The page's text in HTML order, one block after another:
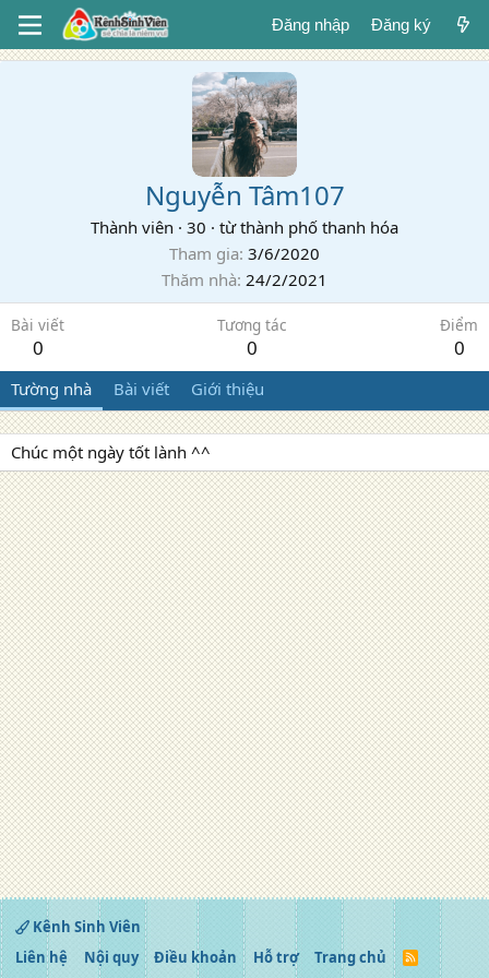
Đăng nhập Đăng ký
Nguyễn Tâm107
Thành viên · 30 · từthành phố thanh hóa
Tham gia 3/6/2020
Thăm nhà 24/2/2021
Bài viết
0
Tương tác
0
Điểm
0
Tường nhà Bài viết Giới thiệu
Chúc một ngày tốt lành ^^
Kênh Sinh Viên
Liên hệ
Nội quy Điều khoản Hỗ trợ Trang chủ
R